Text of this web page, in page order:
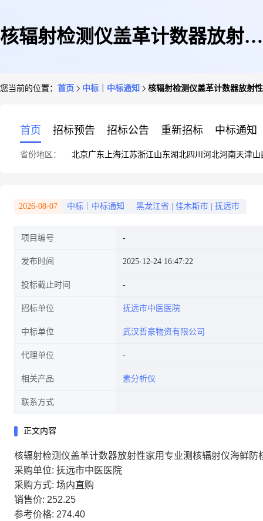
核辐射检测仪盖革计数器放射性
分析仪
您当前的位置： 首页 中标｜中标通知 核辐射检测仪盖革计数器放射
首页 招标预告 招标公告 重新招标 中标通知
省份地区： 北京广东 上海江苏浙江山东湖北四川 河北河南天津山
2026-08-07 中标｜中标通知 黑龙江省 佳木斯市 抚远市
项目编号
发布时间 2025-12-24 16:47:22
投标截止时间
招标单位 抚远市中医医院
中标单位 武汉哲豪物资有限公司
代理单位
相关产品 素分析仪
联系方式
正文内容
核辐射检测仪盖革计数器放射性家用专业测核辐射仪海鲜
采购单位: 抚远市中医医院
采购方式: 场内直购
销售价: 252.25
参考价格: 274.40